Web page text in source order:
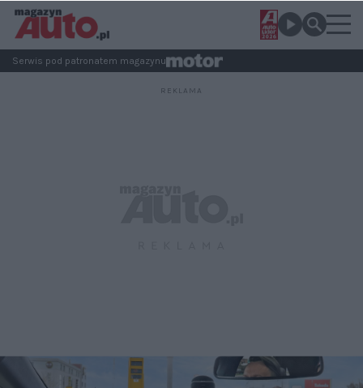
Serwis pod patronatem magazynu